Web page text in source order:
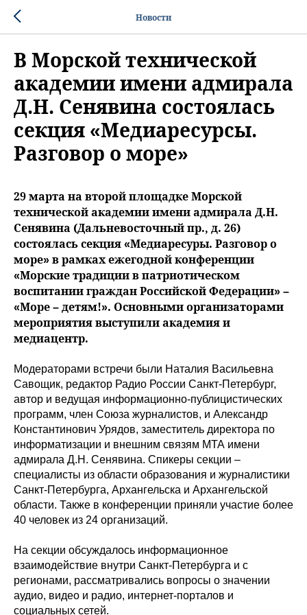
Новости
В Морской технической
академии имени адмирала
Д.Н. Сенявина состоялась
секция «Медиаресурсы.
Разговор о море»
29 марта на второй площадке Морской
технической академии имени адмирала Д.Н.
Сенявина (Дальневосточный пр., д. 26)
состоялась секция «Медиаресуры. Разговор о
море» в рамках ежегодной конференции
«Морские традиции в патриотическом
воспитании граждан Российской Федерации» –
«Море – детям!». Основными организаторами
мероприятия выступили академия и
медиацентр.
Модераторами встречи были Наталия Васильевна
Савощик, редактор Радио России Санкт-Петербург,
автор и ведущая информационно-публицистических
программ, член Союза журналистов, и Александр
Константинович Урядов, заместитель директора по
информатизации и внешним связям МТА имени
адмирала Д.Н. Сенявина. Спикеры секции –
специалисты из области образования и журналистики
Санкт-Петербурга, Архангельска и Архангельской
области. Также в конференции приняли участие более
40 человек из 24 организаций.
На секции обсуждалось информационное
взаимодействие внутри Санкт-Петербурга и с
регионами, рассматривались вопросы о значении
аудио, видео и радио, интернет-порталов и
социальных сетей.